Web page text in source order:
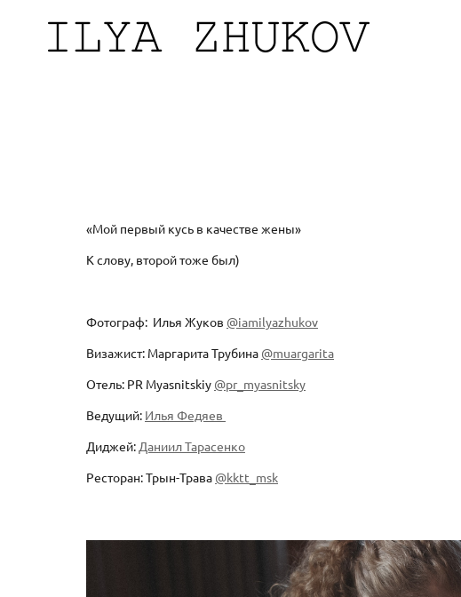
«Мой первый кусь в качестве жены»
К слову, второй тоже был)
Фотограф: Илья Жуков @iamilyazhukov
Визажист: Маргарита Трубина @muargarita
Отель: PR Myasnitskiy @pr_myasnitsky
Ведущий: Илья Федяев
Диджей: Даниил Тарасенко
Ресторан: Трын-Трава @kktt_msk